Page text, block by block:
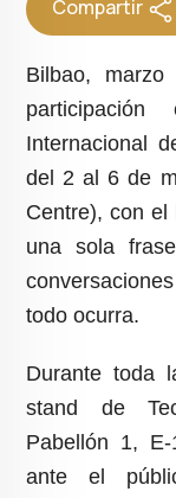
Compartir
Bilbao,
Internacional
del 2 al 6 de
Centre), con el
una sola
todo ocurra.
Durante toda
stand de
Pabellón 1,
ante el